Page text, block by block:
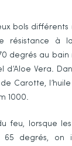
bols
résistance à
degrés au
Vera.
Carotte,
1000.
feu, lorsque
degrés, on